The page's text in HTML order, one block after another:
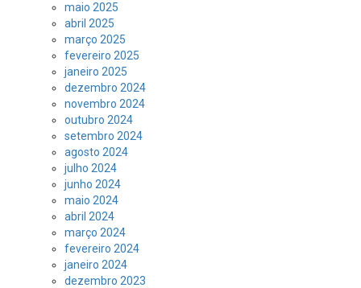
maio 2025
abril 2025
março 2025
fevereiro 2025
janeiro 2025
dezembro 2024
novembro 2024
outubro 2024
setembro 2024
agosto 2024
julho 2024
junho 2024
maio 2024
abril 2024
março 2024
fevereiro 2024
janeiro 2024
dezembro 2023